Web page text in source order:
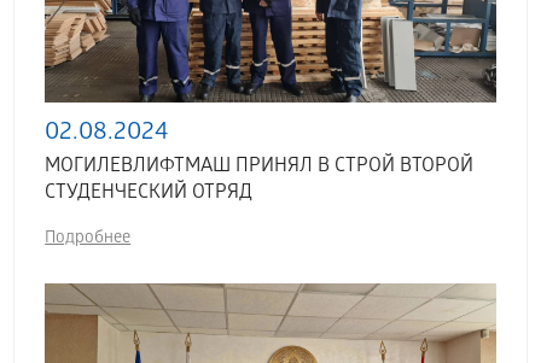
02.08.2024
МОГИЛЕВЛИФТМАШ ПРИНЯЛ В СТРОЙ ВТОРОЙ
СТУДЕНЧЕСКИЙ ОТРЯД
Подробнее